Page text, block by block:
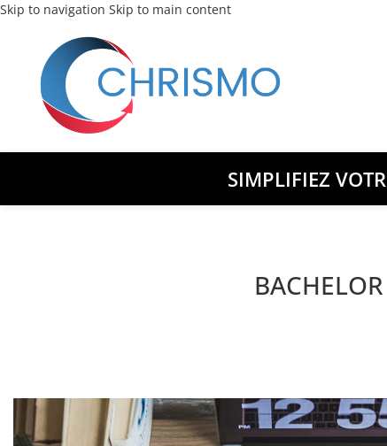
Skip to navigation Skip to main content
SIMPLIFIEZ